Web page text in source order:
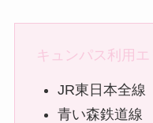
キュンパス利用エ
JR東日本全線
青い森鉄道線